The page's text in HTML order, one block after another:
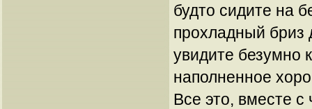
будто сидите на
прохладный бриз
увидите безумно
наполненное
Все это, вместе